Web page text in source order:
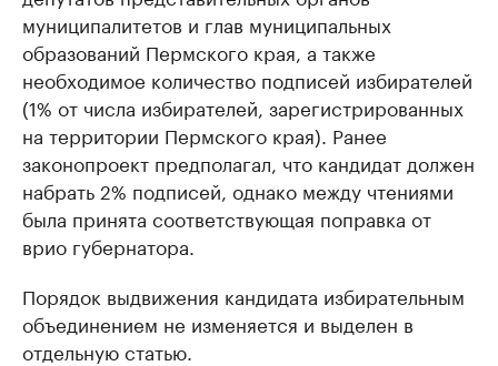
муниципалитетов и глав муниципальных
образований Пермского края, а также
необходимое количество подписей избирателей
(1% от числа избирателей, зарегистрированных
на территории Пермского края). Ранее
законопроект предполагал, что кандидат должен
набрать 2% подписей, однако между чтениями
была принята соответствующая поправка от
врио губернатора.
Порядок выдвижения кандидата избирательным
объединением не изменяется и выделен в
отдельную статью.